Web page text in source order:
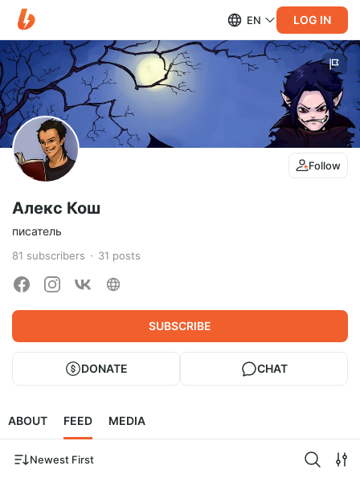
EN LOG IN
Follow
Алекс Кош
писатель
81 subscribers 31 posts
SUBSCRIBE
DONATE CHAT
ABOUT FEED MEDIA
Newest First